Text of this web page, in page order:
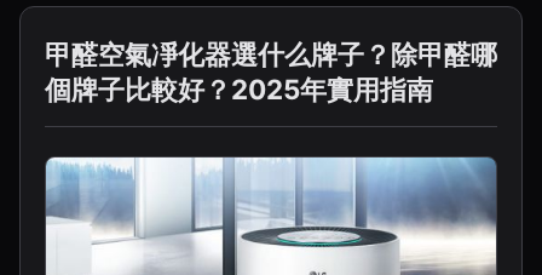
甲醛空氣凈化器選什么牌子？除甲醛哪
個牌子比較好？2025年實用指南